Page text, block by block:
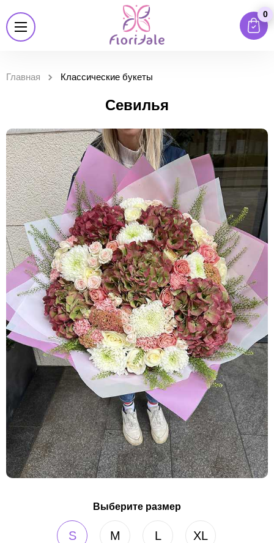
0
Главная Классические букеты
Севилья
Выберите размер
S M L XL